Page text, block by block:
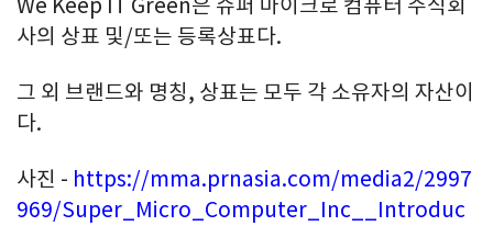
We Keep IT Green은 슈퍼 마이크로 컴퓨터 주식회
사의 상표 및/또는 등록상표다.
그 외 브랜드와 명칭, 상표는 모두 각 소유자의 자산이
다.
사진 - https://mma.prnasia.com/media2/2997
969/Super_Micro_Computer_Inc__Introduc